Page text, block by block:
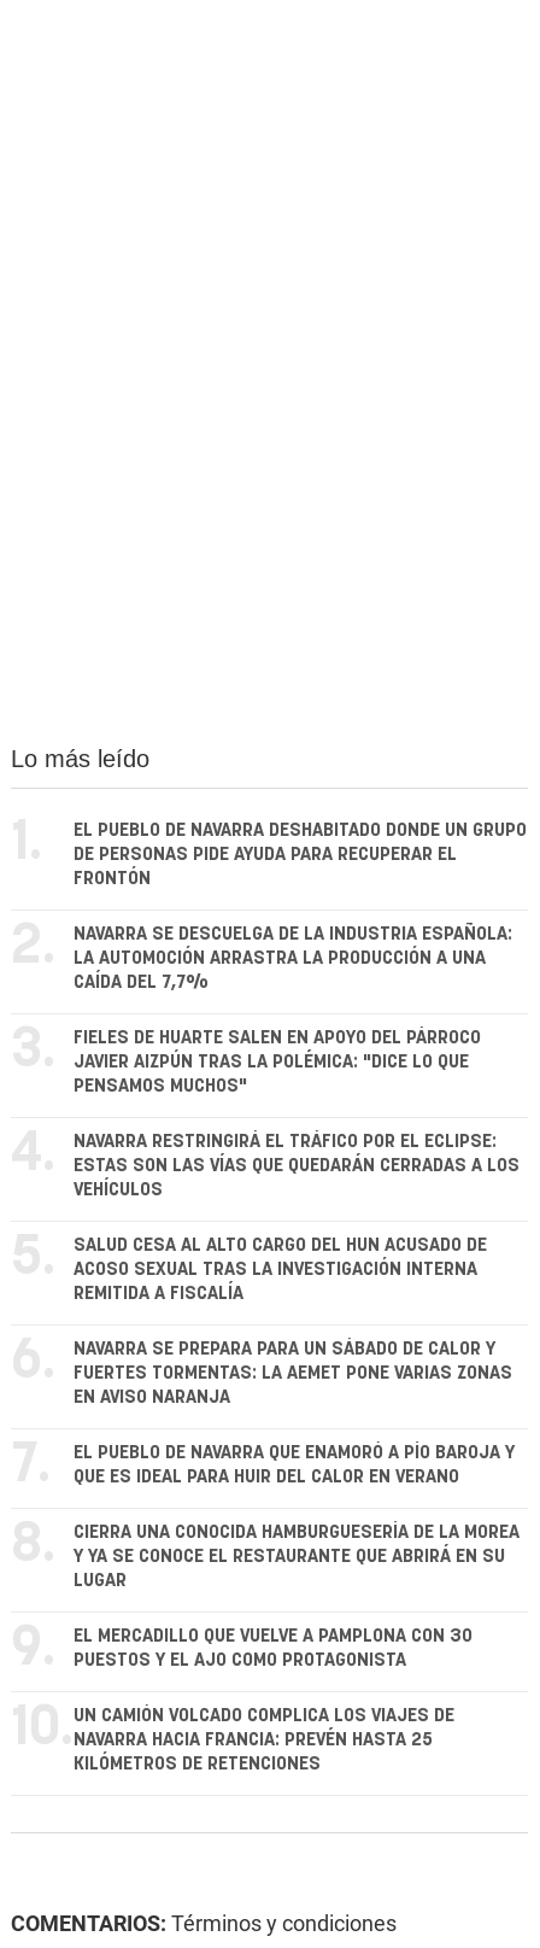
Lo más leído
1.
EL PUEBLO DE NAVARRA DESHABITADO DONDE UN GRUPO
DE PERSONAS PIDE AYUDA PARA RECUPERAR EL
FRONTÓN
2.
NAVARRA SE DESCUELGA DE LA INDUSTRIA ESPAÑOLA:
LA AUTOMOCIÓN ARRASTRA LA PRODUCCIÓN A UNA
CAÍDA DEL 7,7%
3.
FIELES DE HUARTE SALEN EN APOYO DEL PÁRROCO
JAVIER AIZPÚN TRAS LA POLÉMICA: "DICE LO QUE
PENSAMOS MUCHOS"
4.
NAVARRA RESTRINGIRÁ EL TRÁFICO POR EL ECLIPSE:
ESTAS SON LAS VÍAS QUE QUEDARÁN CERRADAS A LOS
VEHÍCULOS
5.
SALUD CESA AL ALTO CARGO DEL HUN ACUSADO DE
ACOSO SEXUAL TRAS LA INVESTIGACIÓN INTERNA
REMITIDA A FISCALÍA
6.
NAVARRA SE PREPARA PARA UN SÁBADO DE CALOR Y
FUERTES TORMENTAS: LA AEMET PONE VARIAS ZONAS
EN AVISO NARANJA
7.
EL PUEBLO DE NAVARRA QUE ENAMORÓ A PÍO BAROJA Y
QUE ES IDEAL PARA HUIR DEL CALOR EN VERANO
8.
CIERRA UNA CONOCIDA HAMBURGUESERÍA DE LA MOREA
Y YA SE CONOCE EL RESTAURANTE QUE ABRIRÁ EN SU
LUGAR
9.
EL MERCADILLO QUE VUELVE A PAMPLONA CON 30
PUESTOS Y EL AJO COMO PROTAGONISTA
10. UN CAMIÓN VOLCADO COMPLICA LOS VIAJES DE
NAVARRA HACIA FRANCIA: PREVÉN HASTA 25
KILÓMETROS DE RETENCIONES
COMENTARIOS: Términos y condiciones